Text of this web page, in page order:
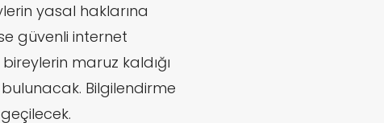
yasal haklarına
güvenli internet
maruz kaldığı
Bilgilendirme